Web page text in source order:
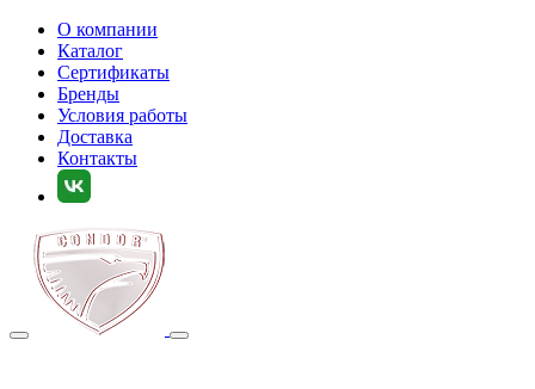
О компании
Каталог
Сертификаты
Бренды
Условия работы
Доставка
Контакты